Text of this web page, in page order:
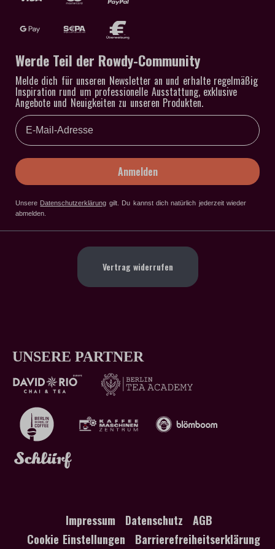
Werde Teil der Rowdy-Community
Melde dich für unseren Newsletter an und erhalte regelmäßig
Inspiration rund um professionelle Ausstattung, exklusive
Angebote und Neuigkeiten zu unseren Produkten.
Email
Anmelden
Unsere Datenschutzerklärung gilt. Du kannst dich natürlich jederzeit wieder
abmelden.
Vertrag widerrufen
UNSERE PARTNER
Impressum Datenschutz
AGB
Cookie Einstellungen
Barrierefreiheitserklärung